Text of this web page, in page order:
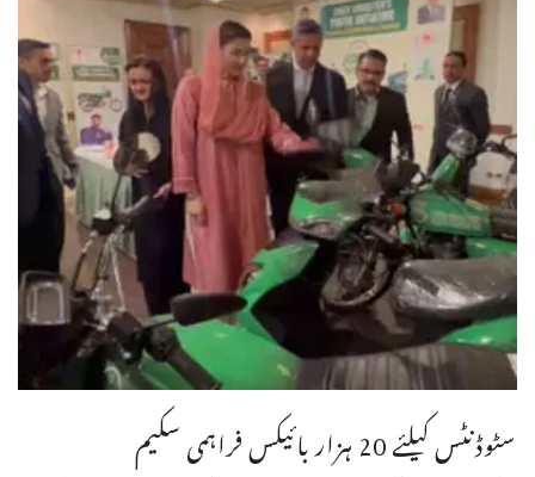
سٹوڈنٹس کیلئے 20 ہزار بائیکس فراہمی سکیم